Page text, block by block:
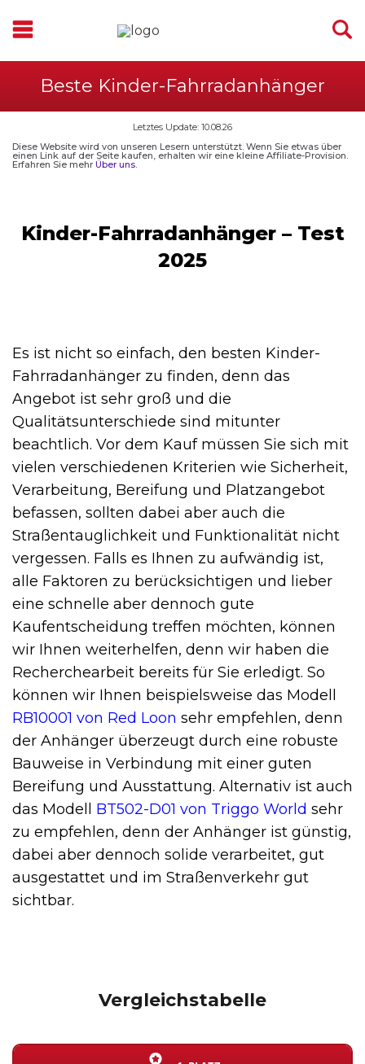
Beste Kinder-Fahrradanhänger
Letztes Update: 10.08.26
Diese Website wird von unseren Lesern unterstützt. Wenn Sie etwas über
einen Link auf der Seite kaufen, erhalten wir eine kleine Affiliate-Provision.
Erfahren Sie mehr Über uns.
Kinder-Fahrradanhänger – Test
2025
Es ist nicht so einfach, den besten Kinder-
Fahrradanhänger zu finden, denn das
Angebot ist sehr groß und die
Qualitätsunterschiede sind mitunter
beachtlich. Vor dem Kauf müssen Sie sich mit
vielen verschiedenen Kriterien wie Sicherheit,
Verarbeitung, Bereifung und Platzangebot
befassen, sollten dabei aber auch die
Straßentauglichkeit und Funktionalität nicht
vergessen. Falls es Ihnen zu aufwändig ist,
alle Faktoren zu berücksichtigen und lieber
eine schnelle aber dennoch gute
Kaufentscheidung treffen möchten, können
wir Ihnen weiterhelfen, denn wir haben die
Recherchearbeit bereits für Sie erledigt. So
können wir Ihnen beispielsweise das Modell
RB10001 von Red Loon sehr empfehlen, denn
der Anhänger überzeugt durch eine robuste
Bauweise in Verbindung mit einer guten
Bereifung und Ausstattung. Alternativ ist auch
das Modell BT502-D01 von Triggo World sehr
zu empfehlen, denn der Anhänger ist günstig,
dabei aber dennoch solide verarbeitet, gut
ausgestattet und im Straßenverkehr gut
sichtbar.
Vergleichstabelle